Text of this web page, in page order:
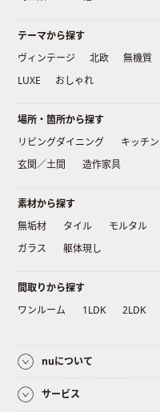
テーマから探す
ヴィンテージ
北欧 無機質
LUXE
おしゃれ
場所・箇所から探す
リビングダイニング
キッチン
玄関／土間
造作家具
素材から探す
無垢材
タイル モルタル
ガラス
躯体現し
間取りから探す
ワンルーム
1LDK 2LDK
nuについて
サービス